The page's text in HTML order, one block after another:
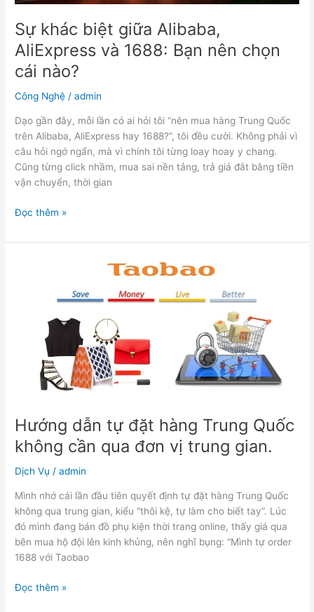
Sự khác biệt giữa Alibaba,
AliExpress và 1688: Bạn nên chọn
cái nào?
Công Nghệ /admin
Dạo gần đây, mỗi lần có ai hỏi tôi “nên mua hàng Trung Quốc
trên Alibaba, AliExpress hay 1688?”, tôi đều cười. Không phải vì
câu hỏi ngớ ngẩn, mà vì chính tôi từng loay hoay y chang.
Cũng từng click nhầm, mua sai nền tảng, trả giá đắt bằng tiền
vận chuyển, thời gian
nào?
Đọc thêm »
Hướng dẫn tự đặt hàng Trung Quốc
không cần qua đơn vị trung gian.
Dịch Vụ /admin
Mình nhớ cái lần đầu tiên quyết định tự đặt hàng Trung Quốc
không qua trung gian, kiểu “thôi kệ, tự làm cho biết tay”. Lúc
đó mình đang bán đồ phụ kiện thời trang online, thấy giá qua
bên mua hộ đội lên kinh khủng, nên nghĩ bụng: “Mình tự order
1688 với Taobao
không
đơn
vị
trung
gian.
Đọc thêm »